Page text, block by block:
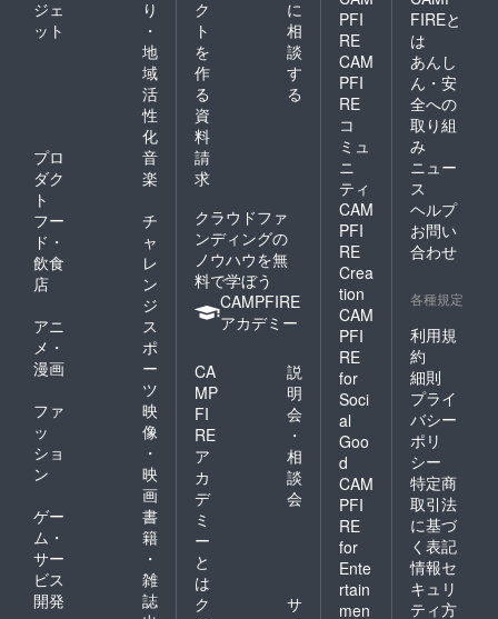
ジェ
ット
り
・
地
域
活
性
化
プロ
ダク
ト
音
楽
フー
ド・
飲食
店
チ
ャ
レ
ン
ジ
アニ
メ・
漫画
ス
ポ
ー
ツ
ファ
ッ
ショ
ン
映
像
・
映
画
ゲー
ム・
サー
ビス
開発
書
籍
・
雑
誌
ク
ト
を
作
る
に
相
談
す
る
資
料
請
求
クラウドファ
ンディングの
ノウハウを無
料で学ぼう
CAMPFIRE
アカデミー
CA
MP
FI
RE
ア
カ
デ
ミ
ー
と
は
説
明
会
・
相
談
会
ク
サ
PFI
RE
CAM
PFI
RE
コ
ミュ
ニ
ティ
CAM
PFI
RE
Crea
tion
CAM
PFI
RE
for
Soci
al
Goo
d
CAM
PFI
RE
for
Ente
rtain
men
FIREと
は
あんし
ん・安
全への
取り組
み
ニュー
ス
ヘルプ
お問い
合わせ
各種規定
利用規
約
細則
プライ
バシー
ポリ
シー
特定商
取引法
に基づ
く表記
情報セ
キュリ
ティ方